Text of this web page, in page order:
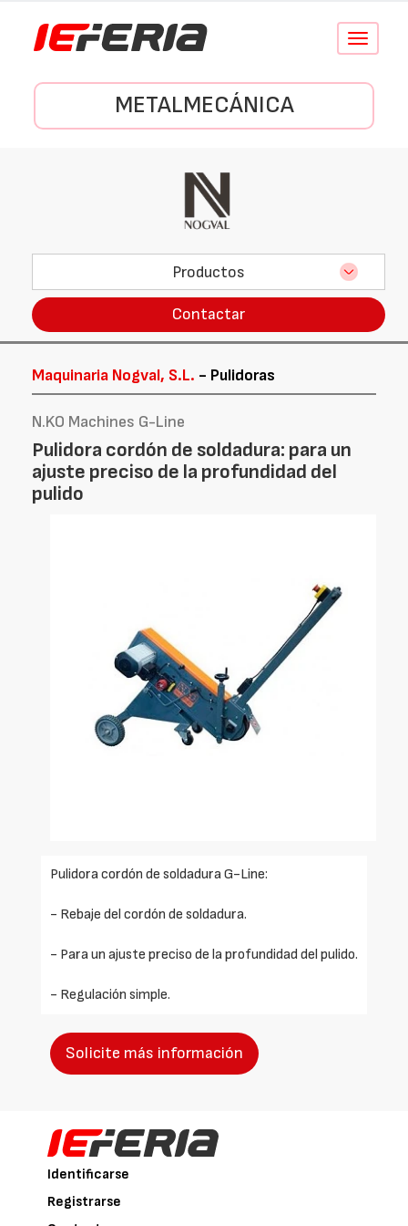
Conmutar
METALMECÁNICA
Productos
Contactar
Maquinaria Nogval, S.L. - Pulidoras
N.KO Machines G-Line
Pulidora cordón de soldadura: para un
ajuste preciso de la profundidad del
pulido
Pulidora cordón de soldadura G-Line:
- Rebaje del cordón de soldadura.
- Para un ajuste preciso de la profundidad del pulido.
- Regulación simple.
Solicite más información
Identificarse
Registrarse